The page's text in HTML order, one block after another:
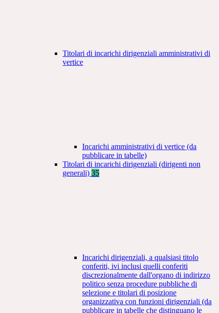
Titolari di incarichi dirigenziali amministrativi di
vertice
Incarichi amministrativi di vertice (da
pubblicare in tabelle)
Titolari di incarichi dirigenziali (dirigenti non
generali) 35
Incarichi dirigenziali, a qualsiasi titolo
conferiti, ivi inclusi quelli conferiti
discrezionalmente dall'organo di indirizzo
politico senza procedure pubbliche di
selezione e titolari di posizione
organizzativa con funzioni dirigenziali (da
pubblicare in tabelle che distinguano le